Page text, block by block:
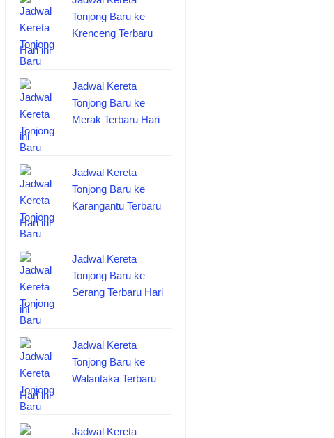
Tonjong Baru ke
Krenceng Terbaru
Hari ini
Jadwal Kereta
Tonjong Baru ke
Merak Terbaru Hari
ini
Jadwal Kereta
Tonjong Baru ke
Karangantu Terbaru
Hari ini
Jadwal Kereta
Tonjong Baru ke
Serang Terbaru Hari
ini
Jadwal Kereta
Tonjong Baru ke
Walantaka Terbaru
Hari ini
Jadwal Kereta